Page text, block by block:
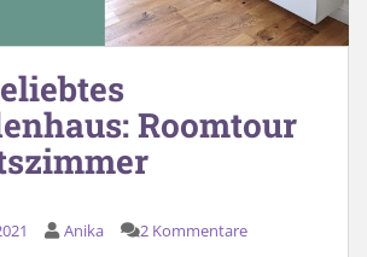
Roomtour
Anika 2 Kommentare